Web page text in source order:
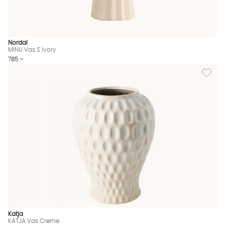
Nordal
MINU Vas S Ivory
785 :-
Lägg
Katja
KATJA Vas Creme